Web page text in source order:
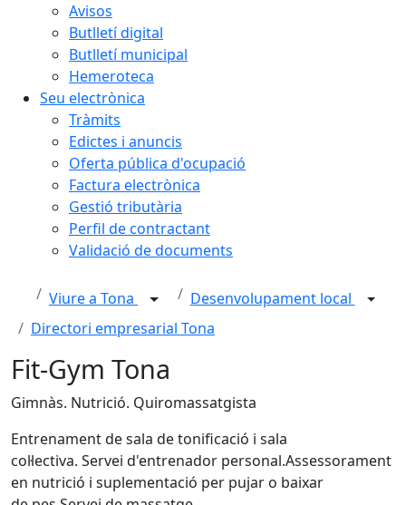
Avisos
Butlletí digital
Butlletí municipal
Hemeroteca
Seu electrònica
Tràmits
Edictes i anuncis
Oferta pública d'ocupació
Factura electrònica
Gestió tributària
Perfil de contractant
Validació de documents
Viure a Tona
Desenvolupament local
Directori empresarial Tona
Fit-Gym Tona
Gimnàs. Nutrició. Quiromassatgista
Entrenament de sala de tonificació i sala
col·lectiva. Servei d'entrenador personal.Assessorament
en nutrició i suplementació per pujar o baixar